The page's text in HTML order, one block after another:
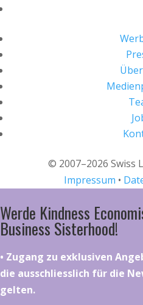
© 2007–2026 Swiss
Impressum •
Werde Kindness
Business Sisterhood!
•⁠ ⁠⁠Zugang zu exklusiven
die ausschliesslich für die
gelten.